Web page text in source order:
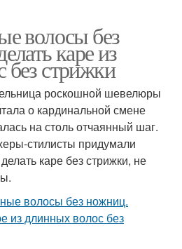
волосы без
каре из
стрижки
роскошной шевелюры
о кардинальной смене
на столь отчаянный шаг.
стилисты придумали
каре без стрижки, не